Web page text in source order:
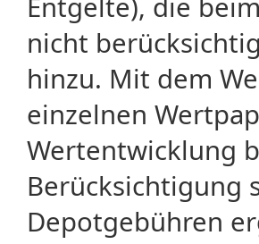
Entgelte), die
nicht
hinzu. Mit dem
einzelnen
Wertentwicklung
Berücksichtigung
Depotgebühren